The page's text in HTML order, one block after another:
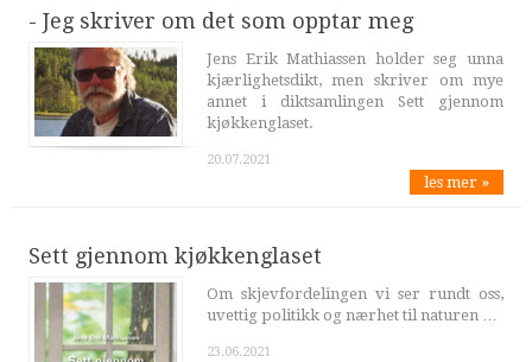
- Jeg skriver om det som opptar meg
Jens Erik Mathiassen holder seg unna
kjærlighetsdikt, men skriver om mye
annet i diktsamlingen Sett gjennom
kjøkkenglaset.
20.07.2021
les mer »
Sett gjennom kjøkkenglaset
Om skjevfordelingen vi ser rundt oss,
uvettig politikk og nærhet til naturen …
23.06.2021